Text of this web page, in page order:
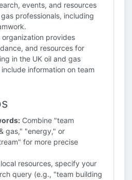
events, and resources
professionals, including
organization provides
and resources for
in the UK oil and gas
information on team
Combine "team
gas," "energy," or
for more precise
local resources, specify your
query (e.g., "team building